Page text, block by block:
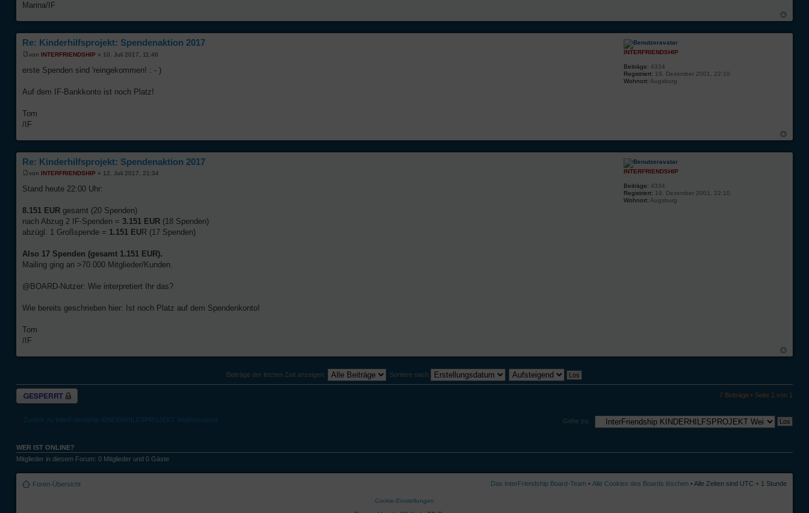
Marina/IF
Re: Kinderhilfsprojekt: Spendenaktion 2017
von INTERFRIENDSHIP » 10. Juli 2017, 11:46
erste Spenden sind 'reingekommen! : - )
Auf dem IF-Bankkonto ist noch Platz!
Tom
/IF
INTERFRIENDSHIP
Beiträge: 4334
Registriert: 19. Dezember 2001, 22:10
Wohnort: Augsburg
Re: Kinderhilfsprojekt: Spendenaktion 2017
von INTERFRIENDSHIP » 12. Juli 2017, 21:34
Stand heute 22:00 Uhr:
8.151 EUR gesamt (20 Spenden)
nach Abzug 2 IF-Spenden = 3.151 EUR (18 Spenden)
abzügl. 1 Großspende = 1.151 EUR (17 Spenden)
Also 17 Spenden (gesamt 1.151 EUR).
Mailing ging an >70.000 Mitglieder/Kunden.
@BOARD-Nutzer: Wie interpretiert Ihr das?
Wie bereits geschrieben hier: Ist noch Platz auf dem Spendenkonto!
Tom
/IF
INTERFRIENDSHIP
Beiträge: 4334
Registriert: 19. Dezember 2001, 22:10
Wohnort: Augsburg
Beiträge der letzten Zeit anzeigen: Sortiere nach
Thema gesperrt 7 Beiträge • Seite 1 von 1
Zurück zu InterFriendship KINDERHILFSPROJEKT Weißrussland Gehe zu:
WER IST ONLINE?
Mitglieder in diesem Forum: 0 Mitglieder und 0 Gäste
Foren-Übersicht Das InterFriendship Board-Team • Alle Cookies des Boards löschen • Alle Zeiten sind UTC + 1 Stunde
Cookie-Einstellungen